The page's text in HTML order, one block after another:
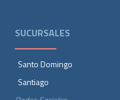
SUCURSALES
Santo Domingo
Santiago